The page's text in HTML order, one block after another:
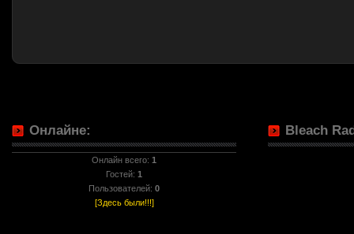
Онлайне:
Онлайн всего: 1
Гостей: 1
Пользователей: 0
[Здесь были!!!]
Bleach